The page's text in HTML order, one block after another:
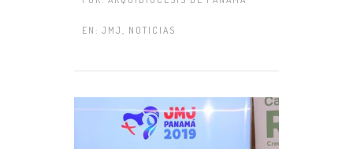
EN: JMJ , NOTICIAS